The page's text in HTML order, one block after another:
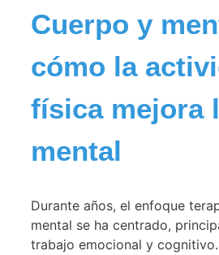
Cuerpo y
cómo la
física mejora
mental
Durante años, el enfoque
mental se ha centrado,
trabajo emocional y